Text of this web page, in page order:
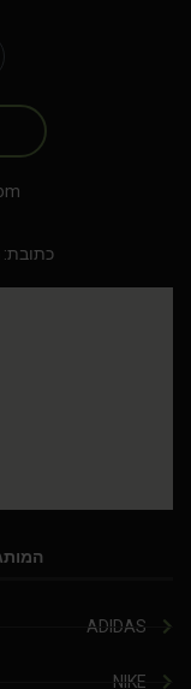
כתובת: רחוב
ADIDAS
NIKE